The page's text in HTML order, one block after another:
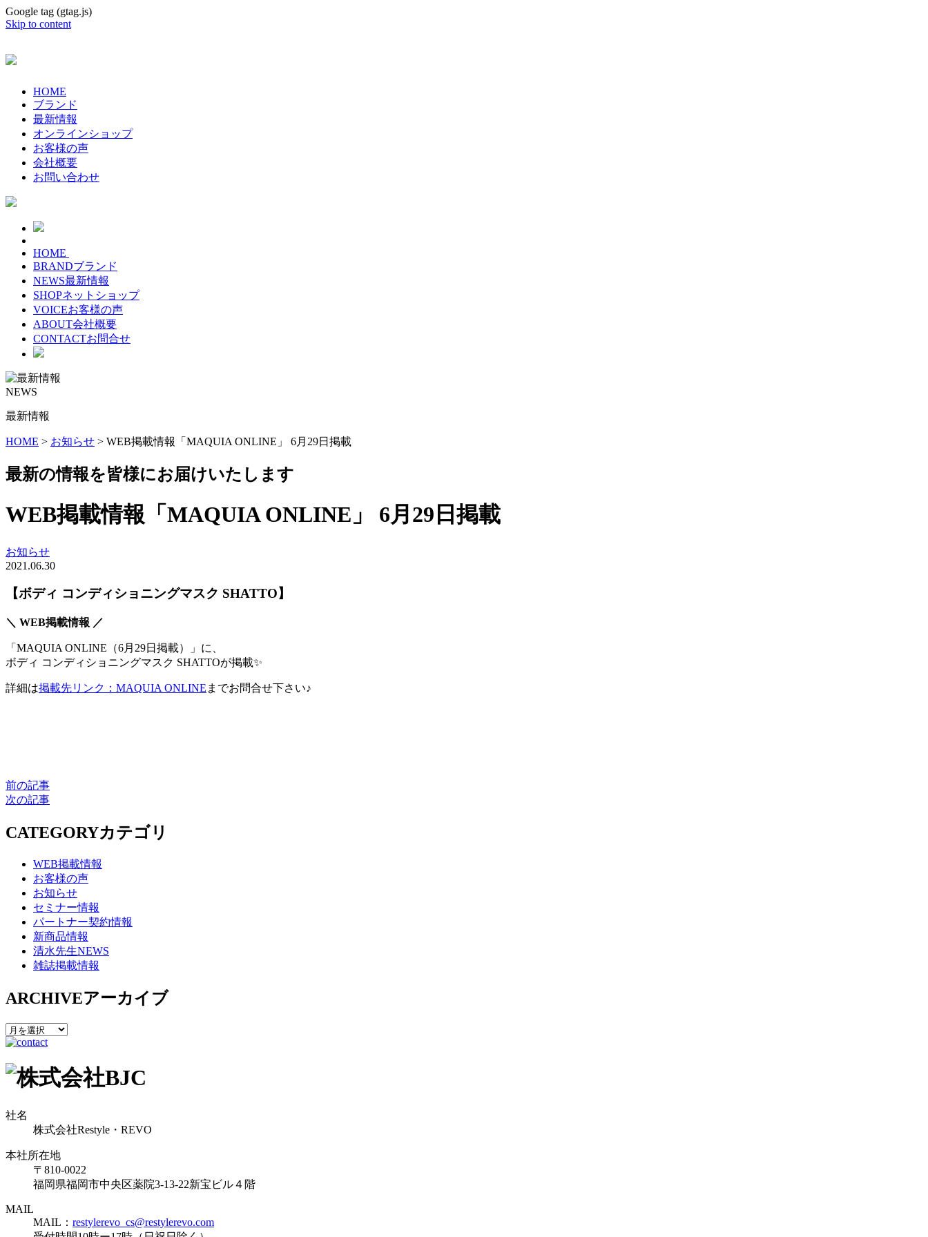
Google tag (gtag.js)
Skip to content
HOME
ブランド
最新情報
オンラインショップ
お客様の声
会社概要
お問い合わせ
HOME
BRANDブランド
NEWS最新情報
SHOPネットショップ
VOICEお客様の声
ABOUT会社概要
CONTACTお問合せ
NEWS
最新情報
HOME > お知らせ > WEB掲載情報「MAQUIA ONLINE」 6月29日掲載
最新の情報を皆様にお届けいたします
WEB掲載情報「MAQUIA ONLINE」 6月29日掲載
お知らせ
2021.06.30
【ボディ コンディショニングマスク SHATTO】
＼ WEB掲載情報 ／
「MAQUIA ONLINE（6月29日掲載）」に、
ボディ コンディショニングマスク SHATTOが掲載✨
詳細は掲載先リンク：MAQUIA ONLINE までお問合せ下さい♪
前の記事
次の記事
CATEGORYカテゴリ
WEB掲載情報
お客様の声
お知らせ
セミナー情報
パートナー契約情報
新商品情報
清水先生NEWS
雑誌掲載情報
ARCHIVEアーカイブ
社名
株式会社Restyle・REVO
本社所在地
〒810-0022
福岡県福岡市中央区薬院3-13-22新宝ビル４階
MAIL
MAIL： restylerevo_cs@restylerevo.com